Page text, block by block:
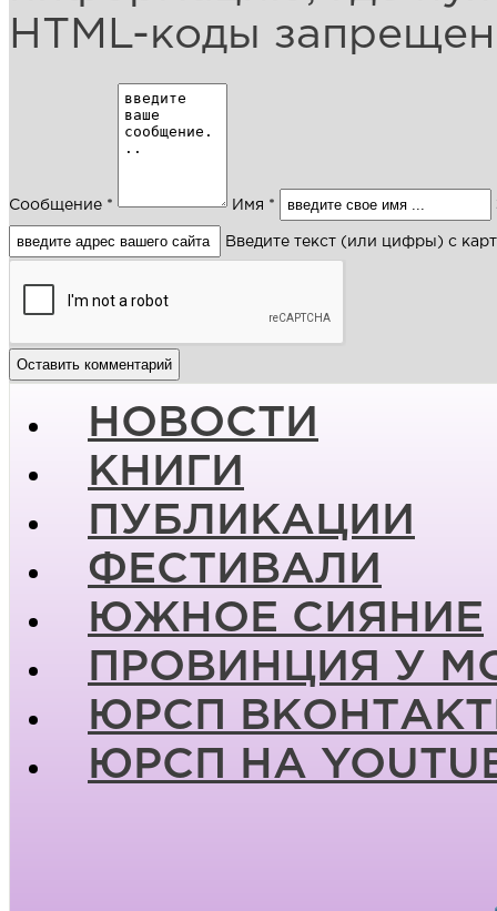
HTML-коды
Сообщение * Имя *
Введите текст (или цифры) с
НОВОСТИ
КНИГИ
ПУБЛИКАЦИИ
ФЕСТИВАЛИ
ЮЖНОЕ СИЯНИЕ
ПРОВИНЦИЯ У
ЮРСП
ЮРСП НА